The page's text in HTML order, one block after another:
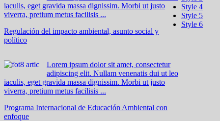
iaculis, eget gravida massa dignissim. Morbi ut justo
viverra, pretium metus facilisis ...
Regulación del impacto ambiental, asunto social y
político
Lorem ipsum dolor sit amet, consectetur
adipiscing elit. Nullam venenatis dui ut leo
iaculis, eget gravida massa dignissim. Morbi ut justo
viverra, pretium metus facilisis ...
Programa Internacional de Educación Ambiental con
enfoque
Style 4
Style 5
Style 6